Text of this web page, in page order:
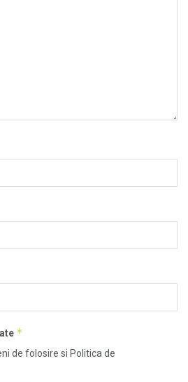
*
de folosire si Politica de